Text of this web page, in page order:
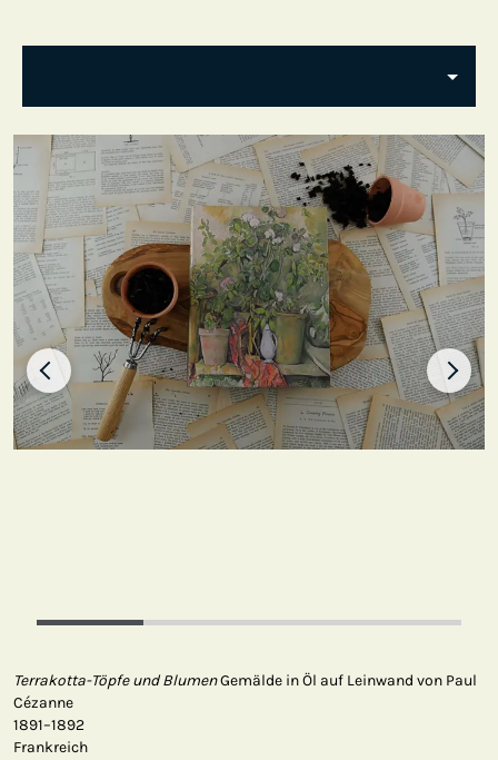
Terrakotta-Töpfe und BlumenGemälde in Öl auf Leinwand von Paul
Cézanne
1891–1892
Frankreich